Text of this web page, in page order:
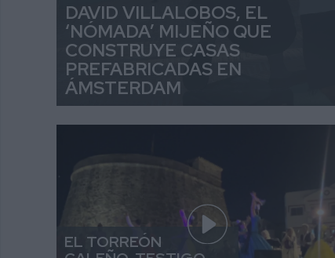
DAVID VILLALOBOS, EL
‘NÓMADA’ MIJEÑO QUE
CONSTRUYE CASAS
PREFABRICADAS EN
ÁMSTERDAM
EL TORREÓN